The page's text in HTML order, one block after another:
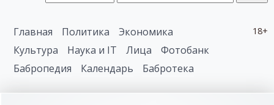
18+
Главная Политика
Экономика
Культура
Наука и IT Лица
Фотобанк
Бабропедия
Календарь Бабротека